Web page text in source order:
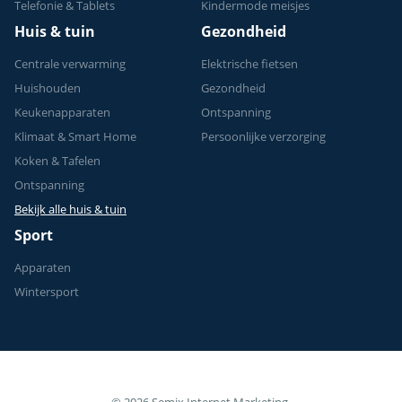
Telefonie & Tablets
Kindermode meisjes
Huis & tuin
Centrale verwarming
Huishouden
Keukenapparaten
Klimaat & Smart Home
Koken & Tafelen
Ontspanning
Bekijk alle huis & tuin
Gezondheid
Elektrische fietsen
Gezondheid
Ontspanning
Persoonlijke verzorging
Sport
Apparaten
Wintersport